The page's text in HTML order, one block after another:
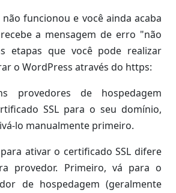
funcionou e você ainda acaba
a mensagem de erro "não
etapas que você pode realizar
o WordPress através do https:
provedores de hospedagem
SSL para o seu domínio,
lo manualmente primeiro.
ativar o certificado SSL difere
provedor. Primeiro, vá para o
de hospedagem (geralmente